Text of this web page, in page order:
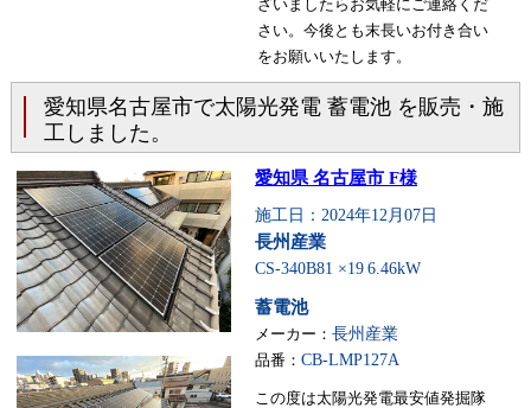
ざいましたらお気軽にご連絡くだ
さい。今後とも末長いお付き合い
をお願いいたします。
愛知県名古屋市で太陽光発電 蓄電池 を販売・施
工しました。
愛知県 名古屋市 F様
施工日：2024年12月07日
長州産業
CS-340B81 ×19 6.46kW
蓄電池
メーカー： 長州産業
品番： CB-LMP127A
この度は太陽光発電最安値発掘隊